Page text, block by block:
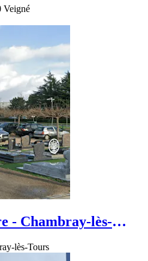
Veigné
- Chambray-lès-
lès-Tours